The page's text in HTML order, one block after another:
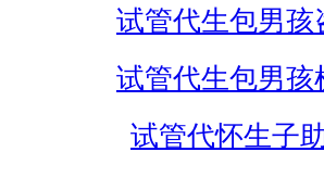
试管代生包男孩
试管代生包男孩
试管代怀生子